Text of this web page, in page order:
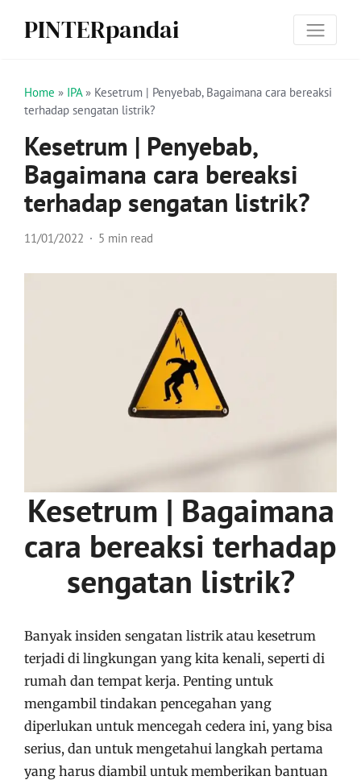
PINTERpandai
Home » IPA» Kesetrum | Penyebab, Bagaimana cara bereaksi
terhadap sengatan listrik?
Kesetrum | Penyebab,
Bagaimana cara bereaksi
terhadap sengatan listrik?
11/01/2022 5 min read
Kesetrum | Bagaimana
cara bereaksi terhadap
sengatan listrik?
Banyak insiden sengatan listrik atau kesetrum
terjadi di lingkungan yang kita kenali, seperti di
rumah dan tempat kerja. Penting untuk
mengambil tindakan pencegahan yang
diperlukan untuk mencegah cedera ini, yang bisa
serius, dan untuk mengetahui langkah pertama
yang harus diambil untuk memberikan bantuan